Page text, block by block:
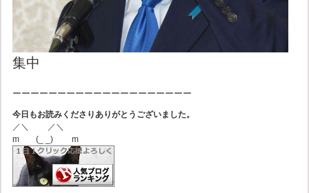
集中
ーーーーーーーーーーーーーーーーーーーー
今日もお読みくださりありがとうございました。
／＼ ／＼
m (_ _) m